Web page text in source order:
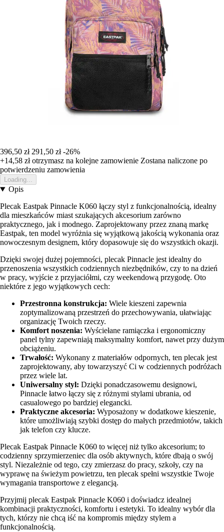
396,50 zł 291,50 zł -26%
+14,58 złotrzymasz na kolejne zamowienie Zostana naliczone po
potwierdzeniu zamowienia
Loading...
Opis
Plecak Eastpak Pinnacle K060 łączy styl z funkcjonalnością, idealny
dla mieszkańców miast szukających akcesorium zarówno
praktycznego, jak i modnego. Zaprojektowany przez znaną markę
Eastpak, ten model wyróżnia się wyjątkową jakością wykonania oraz
nowoczesnym designem, który dopasowuje się do wszystkich okazji.
Dzięki swojej dużej pojemności, plecak Pinnacle jest idealny do
przenoszenia wszystkich codziennych niezbędników, czy to na dzień
w pracy, wyjście z przyjaciółmi, czy weekendową przygodę. Oto
niektóre z jego wyjątkowych cech:
Przestronna konstrukcja: Wiele kieszeni zapewnia
zoptymalizowaną przestrzeń do przechowywania, ułatwiając
organizację Twoich rzeczy.
Komfort noszenia: Wyściełane ramiączka i ergonomiczny
panel tylny zapewniają maksymalny komfort, nawet przy dużym
obciążeniu.
Trwałość: Wykonany z materiałów odpornych, ten plecak jest
zaprojektowany, aby towarzyszyć Ci w codziennych podróżach
przez wiele lat.
Uniwersalny styl: Dzięki ponadczasowemu designowi,
Pinnacle łatwo łączy się z różnymi stylami ubrania, od
casualowego po bardziej elegancki.
Praktyczne akcesoria: Wyposażony w dodatkowe kieszenie,
które umożliwiają szybki dostęp do małych przedmiotów, takich
jak telefon czy klucze.
Plecak Eastpak Pinnacle K060 to więcej niż tylko akcesorium; to
codzienny sprzymierzeniec dla osób aktywnych, które dbają o swój
styl. Niezależnie od tego, czy zmierzasz do pracy, szkoły, czy na
wyprawę na świeżym powietrzu, ten plecak spełni wszystkie Twoje
wymagania transportowe z elegancją.
Przyjmij plecak Eastpak Pinnacle K060 i doświadcz idealnej
kombinacji praktyczności, komfortu i estetyki. To idealny wybór dla
tych, którzy nie chcą iść na kompromis między stylem a
funkcjonalnością.